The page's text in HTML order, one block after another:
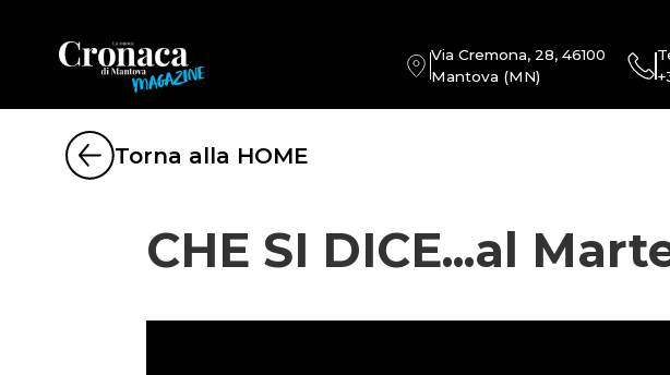
Via Cremona, 28, 46100
Mantova (MN)
Torna alla HOME
CHE SI DICE...al